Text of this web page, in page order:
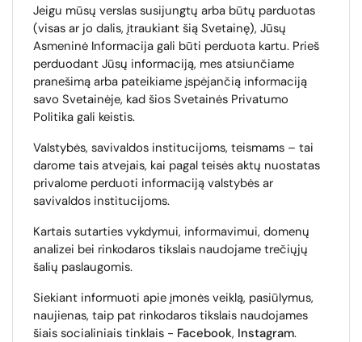
Jeigu mūsų verslas susijungtų arba būtų parduotas
(visas ar jo dalis, įtraukiant šią Svetainę), Jūsų
Asmeninė Informacija gali būti perduota kartu. Prieš
perduodant Jūsų informaciją, mes atsiunčiame
pranešimą arba pateikiame įspėjančią informaciją
savo Svetainėje, kad šios Svetainės Privatumo
Politika gali keistis.
Valstybės, savivaldos institucijoms, teismams – tai
darome tais atvejais, kai pagal teisės aktų nuostatas
privalome perduoti informaciją valstybės ar
savivaldos institucijoms.
Kartais sutarties vykdymui, informavimui, domenų
analizei bei rinkodaros tikslais naudojame trečiųjų
šalių paslaugomis.
Siekiant informuoti apie įmonės veiklą, pasiūlymus,
naujienas, taip pat rinkodaros tikslais naudojames
šiais socialiniais tinklais - Facebook, Instagram.